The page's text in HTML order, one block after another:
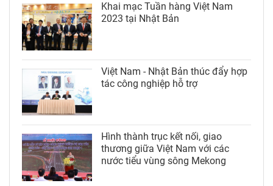
Khai mạc Tuần hàng Việt Nam
2023 tại Nhật Bản
Việt Nam - Nhật Bản thúc đẩy hợp
tác công nghiệp hỗ trợ
Hình thành trục kết nối, giao
thương giữa Việt Nam với các
nước tiểu vùng sông Mekong